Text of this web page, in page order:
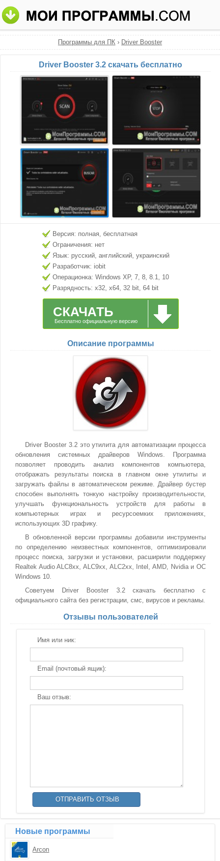
Программы для ПК › Driver Booster
Driver Booster 3.2 скачать бесплатно
Версия: полная, бесплатная
Ограничения: нет
Язык: русский, английский, украинский
Разработчик: iobit
Операционка: Windows XP, 7, 8, 8.1, 10
Разрядность: x32, x64, 32 bit, 64 bit
СКАЧАТЬ
Бесплатно официальную версию
Описание программы
Driver Booster 3.2 это утилита для автоматизации процесса
обновления системных драйверов Windows. Программа
позволяет проводить анализ компонентов компьютера,
отображать результаты поиска в главном окне утилиты и
загружать файлы в автоматическом режиме. Драйвер бустер
способен выполнять тонкую настройку производительности,
улучшать функциональность устройств для работы в
компьютерных играх и ресурсоемких приложениях,
использующих 3D графику.
В обновленной версии программы добавили инструменты
по определению неизвестных компонентов, оптимизировали
процесс поиска, загрузки и установки, расширили поддержку
Realtek Audio ALC8xx, ALC9xx, ALC2xx, Intel, AMD, Nvidia и ОС
Windows 10.
Советуем Driver Booster 3.2 скачать бесплатно с
официального сайта без регистрации, смс, вирусов и рекламы.
Отзывы пользователей
Имя или ник:
Email (почтовый ящик):
Ваш отзыв:
Новые программы
Arcon